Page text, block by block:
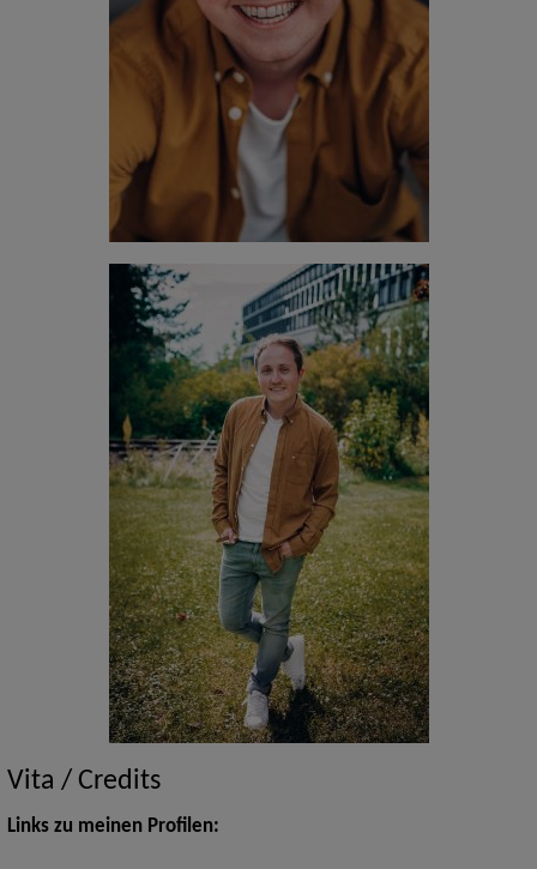
Vita / Credits
Links zu meinen Profilen: